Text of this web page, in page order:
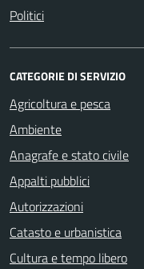
Politici
CATEGORIE DI SERVIZIO
Agricoltura e pesca
Ambiente
Anagrafe e stato civile
Appalti pubblici
Autorizzazioni
Catasto e urbanistica
Cultura e tempo libero